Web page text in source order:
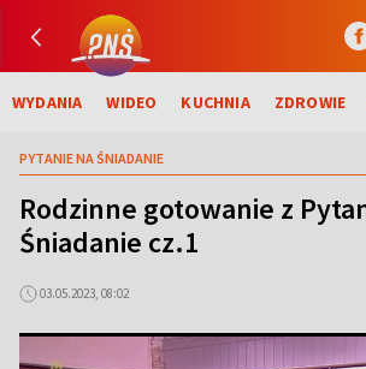
WYDANIA WIDEO KUCHNIA ZDROWIE
PYTANIE NA ŚNIADANIE
Rodzinne gotowanie z
Śniadanie cz.1
03.05.2023, 08:02